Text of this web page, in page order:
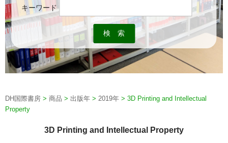
キーワード
DH国際書房 > 商品 > 出版年 > 2019年 > 3D Printing and Intellectual
Property
3D Printing and Intellectual Property